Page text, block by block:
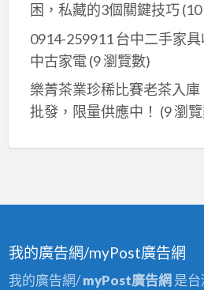
困，私藏的3個關鍵技巧(10
0914-259911 台中二手家
中古家電(9 瀏覽數)
樂菁茶業珍稀比賽老茶入
批發，限量供應中！ (9 瀏
我的廣告網/myPost廣告網
我的廣告網/myPost廣告網 是